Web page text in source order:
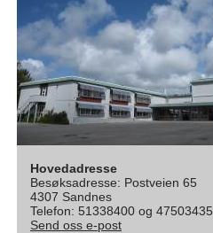
Hovedadresse
Besøksadresse: Postveien 65
4307 Sandnes
Telefon: 51338400 og 47503435
Send oss e-post